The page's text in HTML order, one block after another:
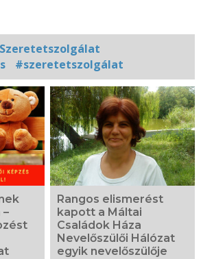
#szeretetszolgálat
Rangos elismerést
kapott a Máltai
Családok Háza
Nevelőszülői Hálózat
egyik nevelőszülője